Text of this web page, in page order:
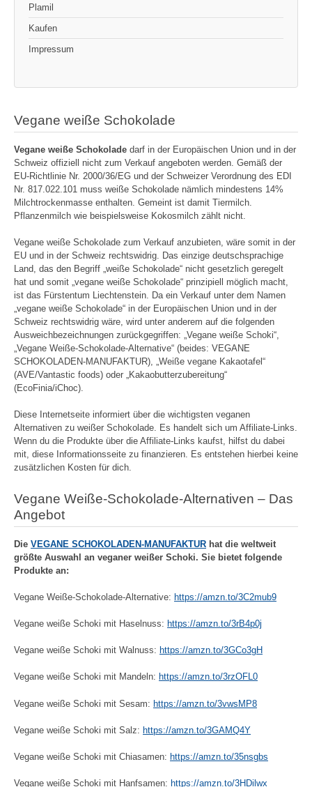
Plamil
Kaufen
Impressum
Vegane weiße Schokolade
Vegane weiße Schokolade darf in der Europäischen Union und in der
Schweiz offiziell nicht zum Verkauf angeboten werden. Gemäß der
EU-Richtlinie Nr. 2000/36/EG und der Schweizer Verordnung des EDI
Nr. 817.022.101 muss weiße Schokolade nämlich mindestens 14%
Milchtrockenmasse enthalten. Gemeint ist damit Tiermilch.
Pflanzenmilch wie beispielsweise Kokosmilch zählt nicht.
Vegane weiße Schokolade zum Verkauf anzubieten, wäre somit in der
EU und in der Schweiz rechtswidrig. Das einzige deutschsprachige
Land, das den Begriff „weiße Schokolade“ nicht gesetzlich geregelt
hat und somit „vegane weiße Schokolade“ prinzipiell möglich macht,
ist das Fürstentum Liechtenstein. Da ein Verkauf unter dem Namen
„vegane weiße Schokolade“ in der Europäischen Union und in der
Schweiz rechtswidrig wäre, wird unter anderem auf die folgenden
Ausweichbezeichnungen zurückgegriffen: „Vegane weiße Schoki“,
„Vegane Weiße-Schokolade-Alternative“ (beides: VEGANE
SCHOKOLADEN-MANUFAKTUR), „Weiße vegane Kakaotafel“
(AVE/Vantastic foods) oder „Kakaobutterzubereitung“
(EcoFinia/iChoc).
Diese Internetseite informiert über die wichtigsten veganen
Alternativen zu weißer Schokolade. Es handelt sich um Affiliate-Links.
Wenn du die Produkte über die Affiliate-Links kaufst, hilfst du dabei
mit, diese Informationsseite zu finanzieren. Es entstehen hierbei keine
zusätzlichen Kosten für dich.
Vegane Weiße-Schokolade-Alternativen – Das
Angebot
Die VEGANE SCHOKOLADEN-MANUFAKTUR hat die weltweit
größte Auswahl an veganer weißer Schoki. Sie bietet folgende
Produkte an:
Vegane Weiße-Schokolade-Alternative: https://amzn.to/3C2mub9
Vegane weiße Schoki mit Haselnuss: https://amzn.to/3rB4p0j
Vegane weiße Schoki mit Walnuss: https://amzn.to/3GCo3gH
Vegane weiße Schoki mit Mandeln: https://amzn.to/3rzOFL0
Vegane weiße Schoki mit Sesam: https://amzn.to/3vwsMP8
Vegane weiße Schoki mit Salz: https://amzn.to/3GAMQ4Y
Vegane weiße Schoki mit Chiasamen: https://amzn.to/35nsgbs
Vegane weiße Schoki mit Hanfsamen: https://amzn.to/3HDilwx